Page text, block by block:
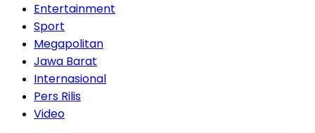
Entertainment
Sport
Megapolitan
Jawa Barat
Internasional
Pers Rilis
Video